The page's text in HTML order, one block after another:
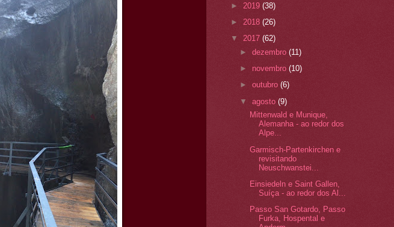
► 2019 (38)
► 2018 (26)
▼ 2017 (62)
►dezembro(11)
► novembro(10)
►outubro(6)
▼agosto(9)
Mittenwald e Munique,
Alemanha - ao redor dos
Alpe...
Garmisch-Partenkirchen e
revisitando
Neuschwanstei...
Einsiedeln e Saint Gallen,
Suíça - ao redor dos Al...
Passo San Gotardo, Passo
Furka, Hospental e